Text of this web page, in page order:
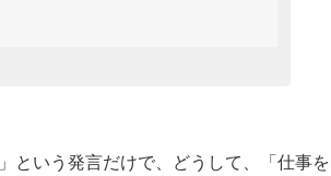
という発言だけで、どうして、「仕事を